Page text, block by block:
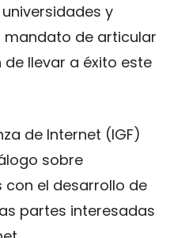
y
mandato de articular
llevar a éxito este
de Internet (IGF)
sobre
el desarrollo de
partes interesadas